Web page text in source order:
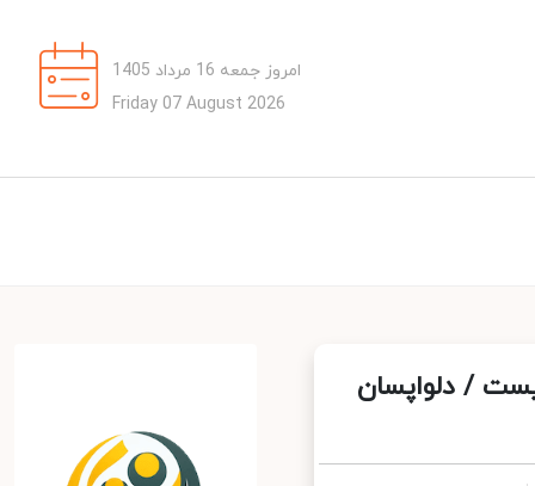
امروز جمعه 16 مرداد 1405
Friday 07 August 2026
/ دلواپسان